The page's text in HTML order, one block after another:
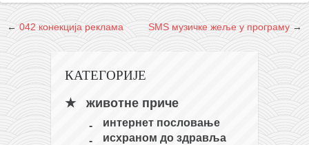
фотке
контакт
← 042 конекција реклама SMS музичке жеље у програму →
КАТЕГОРИЈЕ
животне приче
интернет пословање
исхраном до здравља